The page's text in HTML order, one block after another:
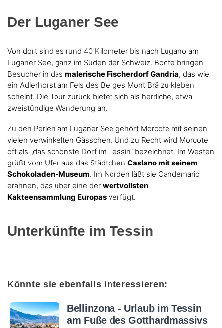
Der Luganer See
Von dort sind es rund 40 Kilometer bis nach Lugano am
Luganer See, ganz im Süden der Schweiz. Boote bringen
Besucher in das malerische Fischerdorf Gandria, das wie
ein Adlerhorst am Fels des Berges Mont Brä zu kleben
scheint. Die Tour zurück bietet sich als herrliche, etwa
zweistündige Wanderung an.
Zu den Perlen am Luganer See gehört Morcote mit seinen
vielen verwinkelten Gässchen. Und zu Recht wird Morcote
oft als „das schönste Dorf im Tessin“ bezeichnet. Im Westen
grüßt vom Ufer aus das Städtchen Caslano mit seinem
Schokoladen-Museum. Im Norden läßt sie Candemario
erahnen, das über eine der wertvollsten
Kakteensammlung Europas verfügt.
Unterkünfte im Tessin
Könnte sie ebenfalls interessieren:
Bellinzona - Urlaub im Tessin
am Fuße des Gotthardmassivs